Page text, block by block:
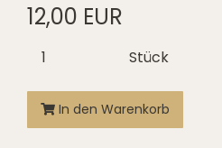
12,00 EUR
Stück
In den Warenkorb